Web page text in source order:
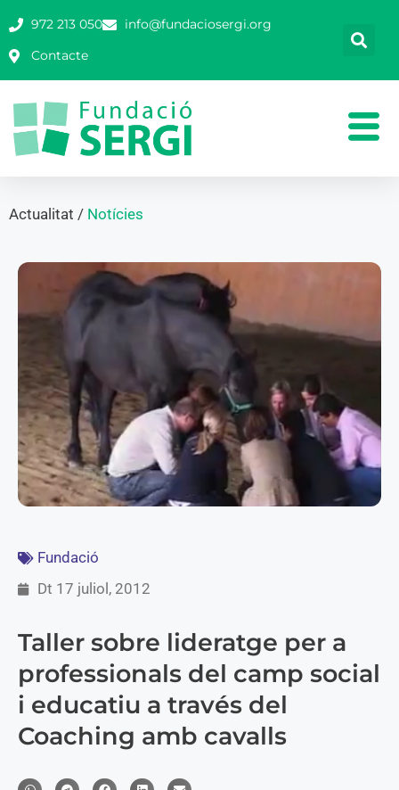
972 213 050
info@fundaciosergi.org
Contacte
Actualitat / Notícies
Fundació
Dt 17 juliol, 2012
Taller sobre lideratge per a
professionals del camp social
i educatiu a través del
Coaching amb cavalls